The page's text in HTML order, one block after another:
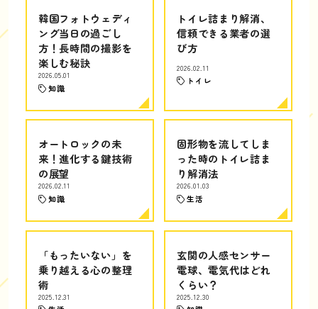
韓国フォトウェディ
ング当日の過ごし
方！長時間の撮影を
楽しむ秘訣
2026.05.01
知識
トイレ詰まり解消、
信頼できる業者の選
び方
2026.02.11
トイレ
オートロックの未
来！進化する鍵技術
の展望
2026.02.11
知識
固形物を流してしま
った時のトイレ詰ま
り解消法
2026.01.03
生活
「もったいない」を
乗り越える心の整理
術
2025.12.31
玄関の人感センサー
電球、電気代はどれ
くらい？
2025.12.30